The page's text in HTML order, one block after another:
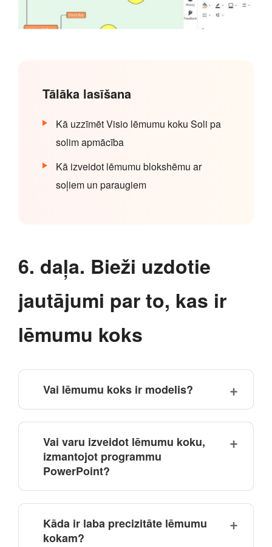
Tālāka lasīšana
Kā uzzīmēt Visio lēmumu koku Soli pa
solim apmācība
Kā izveidot lēmumu blokshēmu ar
soļiem un paraugiem
6. daļa. Bieži uzdotie
jautājumi par to, kas ir
lēmumu koks
Vai lēmumu koks ir modelis?
Vai varu izveidot lēmumu koku,
izmantojot programmu
PowerPoint?
Kāda ir laba precizitāte lēmumu
kokam?